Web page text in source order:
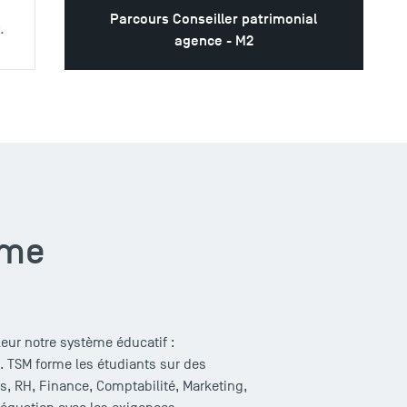
Parcours Conseiller patrimonial
agence - M2
notre système éducatif :
forme les étudiants sur des
RH, Finance, Comptabilité, Marketing,